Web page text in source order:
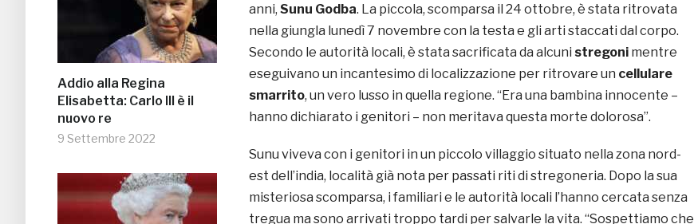
Addio alla Regina
Elisabetta: Carlo III è il
nuovo re
9 Settembre 2022
anni, Sunu Godba. La piccola, scomparsa il 24 ottobre, è stata ritrovata
nella giungla lunedì 7 novembre con la testa e gli arti staccati dal corpo.
Secondo le autorità locali, è stata sacrificata da alcuni stregoni mentre
eseguivano un incantesimo di localizzazione per ritrovare un cellulare
smarrito, un vero lusso in quella regione. “Era una bambina innocente –
hanno dichiarato i genitori – non meritava questa morte dolorosa”.
Sunu viveva con i genitori in un piccolo villaggio situato nella zona nord-
est dell’india, località già nota per passati riti di stregoneria. Dopo la sua
misteriosa scomparsa, i familiari e le autorità locali l’hanno cercata senza
tregua ma sono arrivati troppo tardi per salvarle la vita. “Sospettiamo che